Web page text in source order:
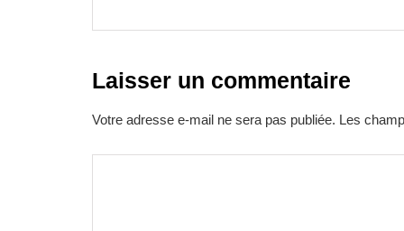
Laisser un commentaire
Votre adresse e-mail ne sera pas publiée. Les